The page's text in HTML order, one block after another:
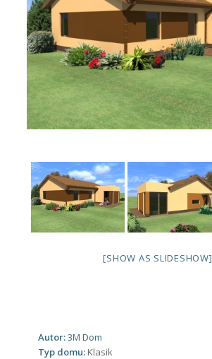
[SHOW AS SLIDESHOW]
Autor:3M Dom
Typ domu: Klasik